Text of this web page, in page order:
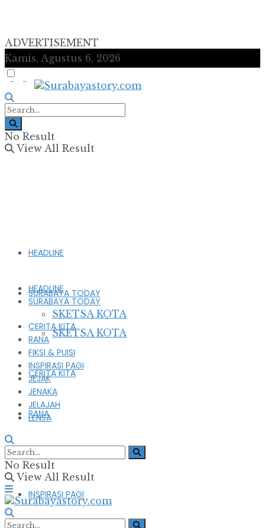
ADVERTISEMENT
Kamis, Agustus 6, 2026
No Result
View All Result
HEADLINE
SURABAYA TODAY
SKETSA KOTA
CERITA KITA
RANA
FIKSI & PUISI
INSPIRASI PAGI
HEADLINE
SURABAYA TODAY
SKETSA KOTA
CERITA KITA
RANA
FIKSI & PUISI
INSPIRASI PAGI
JEJAK
JENAKA
JELAJAH
LENSA
No Result
View All Result